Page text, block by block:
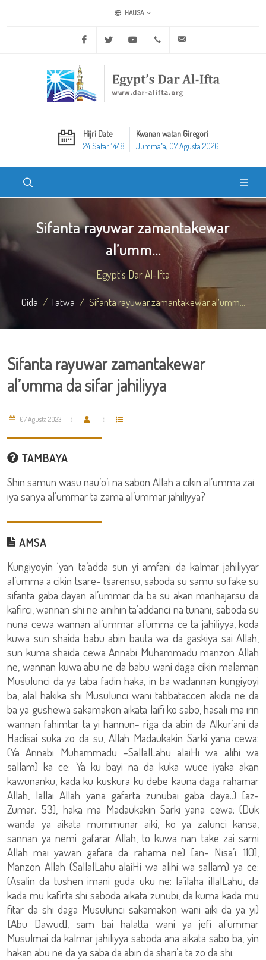
HAUSA
Facebook Twitter Youtube +20 2 25970400
Hijri Date
24 Safar 1448
Kwanan watan Giregori
Jummaʼa, 07 Agusta 2026
Sifanta rayuwar zamantakewar
al’umm...
Egypt's Dar Al-Ifta
Gida Fatwa Sifanta rayuwar zamantakewar al’umm...
Sifanta rayuwar zamantakewar
al’umma da sifar jahiliyya
07 Agusta 2023
TAMBAYA
Shin samun wasu nau’o’i na sabon Allah a cikin al’umma zai
iya sanya al’ummar ta zama al’ummar jahiliyya?
AMSA
Kungiyoyin ‘yan ta’adda sun yi amfani da kalmar jahiliyyar
al’umma a cikin tsare- tsarensu, saboda su samu su fake su
sifanta gaba dayan al’ummar da ba su akan manhajarsu da
kafirci, wannan shi ne ainihin ta’addanci na tunani, saboda su
nuna cewa wannan al’ummar al’umma ce ta jahiliyya, koda
kuwa sun shaida babu abin bauta wa da gaskiya sai Allah,
sun kuma shaida cewa Annabi Muhammadu manzon Allah
ne, wannan kuwa abu ne da babu wani daga cikin malaman
Musulunci da ya taba fadin haka, in ba wadannan kungiyoyi
ba, alal hakika shi Musulunci wani tabbataccen akida ne da
ba ya gushewa sakamakon aikata laifi ko sabo, hasali ma irin
wannan fahimtar ta yi hannun- riga da abin da Alkur’ani da
Hadisai suka zo da su, Allah Madaukakin Sarki yana cewa:
(Ya Annabi Muhammadu –SallalLahu alaiHi wa alihi wa
sallam) ka ce: Ya ku bayi na da kuka wuce iyaka akan
kawunanku, kada ku kuskura ku debe kauna daga rahamar
Allah, lallai Allah yana gafarta zunubai gaba daya..) [az-
Zumar: 53], haka ma Madaukakin Sarki yana cewa: (Duk
wanda ya aikata mummunar aiki, ko ya zalunci kansa,
sannan ya nemi gafarar Allah, to kuwa nan take zai sami
Allah mai yawan gafara da rahama ne) [an- Nisa’i: 110],
Manzon Allah (SallalLahu alaiHi wa alihi wa sallam) ya ce:
(Asalin da tushen imani guda uku ne: la’ilaha illalLahu, da
kada mu kafirta shi saboda aikata zunubi, da kuma kada mu
fitar da shi daga Musulunci sakamakon wani aiki da ya yi)
[Abu Dawud], sam bai halatta wani ya jefi al’ummar
Musulmai da kalmar jahiliyya saboda ana aikata sabo ba, yin
hakan abu ne da ya saba da abin da shari’a ta zo da shi.